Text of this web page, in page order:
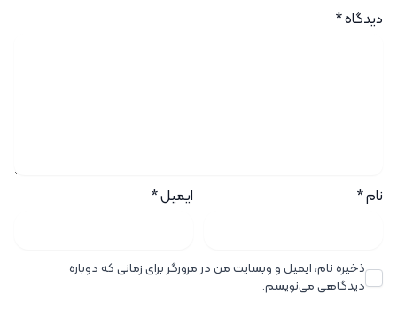
دیدگاه*
نام* ایمیل*
ذخیره نام، ایمیل و وبسایت من در مرورگر برای زمانی که دوباره
دیدگاهی می‌نویسم.